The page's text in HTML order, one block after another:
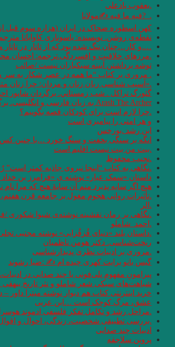
.یعقوب یادعلی
. ‏ ?فیه ما فیه ✍مولانا
کهن اسطوره ضحاک در ایران (هزاره سوم قبل از
نقطه‌ی روشن. نویسنده: یاسوناری کاواباتا
….و كار…چنان تنگ شده بود كه از تاتار در تاتار
.مرزهای خلاقیت و افسردگی.ترجمه: احسان
توشه برداشتن آیینه سبکباران نیست /صائب
. مروری بر کتاب “ما همه در عصر شکار به سر
.«آسیب شناسی زبان زنان و مردان: چرا زنان متفاوت
گئورگ تراكل . شب زمستاني. برگردان شاپور
Arash The Archer به زبان فارسی و انگلیسی. برگردان: امیر مرعشی
.چرا لازم است برای کودکان قصه بگوییم؟
و هر امتى را پيامبرى است
ابن رشد .بورخس
انگه بر سنگی بخفت و سنگ خورد …با چنین کس
.بیت من بیت نیست اقلیم است
.نجیب محفوظ
.نگاهی به کتاب “اینجا نیروی جاذبه کمتر است”
داستان «سمک عیار» نوشته ی «فرامرز بن خداد
هیچ اگر سایه پذیرد منم آن سایهٔ هیچ که مرا نام
.تأثیرات روانی هجوم مغول بر جامعه قرن هفتم،
.الر
.نگاهی بر رمان نقشینه نوشته‌ی شیوا شکوری /
.احمد_شاملو
.داستان بلند «دنیای قُزقُزایی» نوشته مجتبی
ریخت‌شناسی. دکتر هومن ناظمیان
.مروری بر ادبیات نظری پدیدارشناسی
گیس بانو برایت کهری چیده ام ✍ :ضیا رشوند
پیرامونِ مفهومِ پلی‌فونی یا چند صدایی در
شباهت‌های سبکی شعر شاملو و نثر تاریخ
خرید اینترنتی کتاب هم دیوار نوشته میترا
عشق، مرگِ کوچک است …ابن عربی
.مراحل رشد و تکامل تفکر فلسفی ادموند
.بررسی تطبیقی شخصیت، زندگی، احوال و اقوال
ادبیات چند صدایی
پروین سلاجقه